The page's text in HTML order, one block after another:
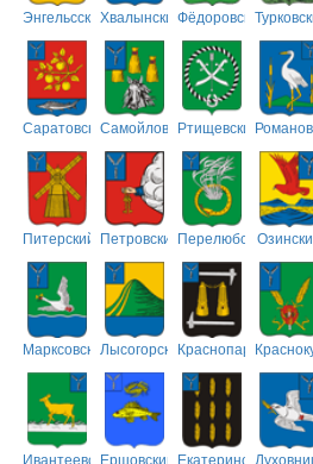
ЭнгельсскийХвалынскийФёдоровский
СаратовскийСамойловскийРтищевский
Питерский ПетровскийПерелюбский
МарксовскийЛысогорский
ИвантеевскийЕршовский Екатериновский